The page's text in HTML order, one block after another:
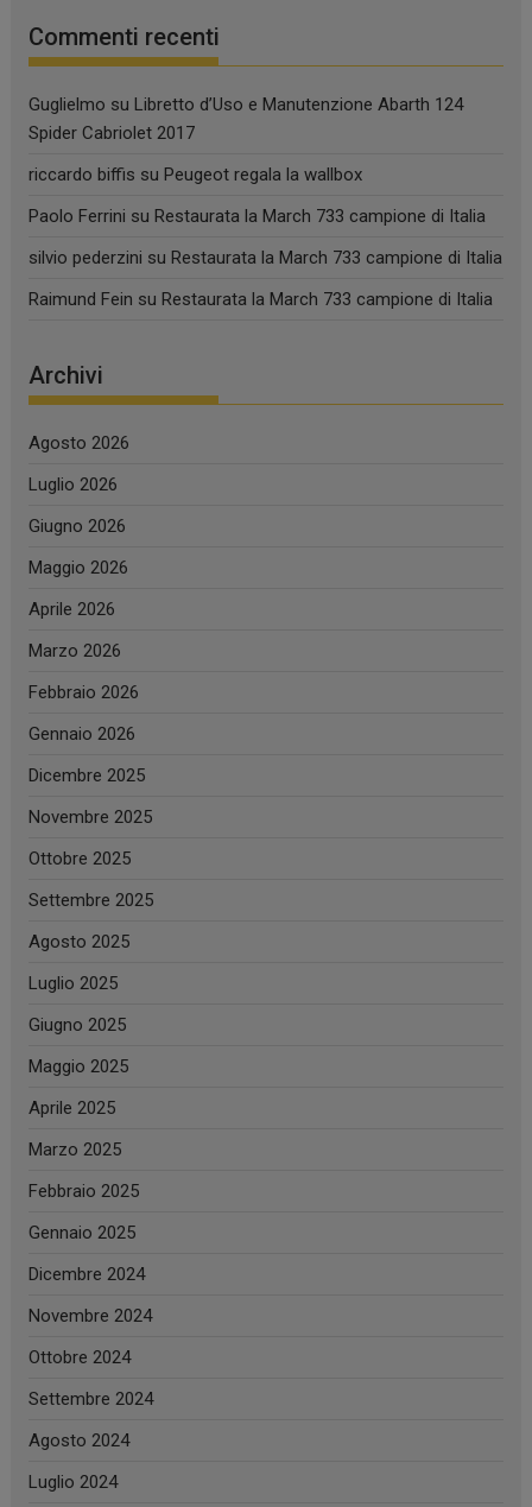
Commenti recenti
Guglielmo suLibretto d’Uso e Manutenzione Abarth 124
Spider Cabriolet 2017
riccardo biffis suPeugeot regala la wallbox
Paolo Ferrini suRestaurata la March 733 campione di Italia
silvio pederzini suRestaurata la March 733 campione di Italia
Raimund Fein suRestaurata la March 733 campione di Italia
Archivi
Agosto 2026
Luglio 2026
Giugno 2026
Maggio 2026
Aprile 2026
Marzo 2026
Febbraio 2026
Gennaio 2026
Dicembre 2025
Novembre 2025
Ottobre 2025
Settembre 2025
Agosto 2025
Luglio 2025
Giugno 2025
Maggio 2025
Aprile 2025
Marzo 2025
Febbraio 2025
Gennaio 2025
Dicembre 2024
Novembre 2024
Ottobre 2024
Settembre 2024
Agosto 2024
Luglio 2024